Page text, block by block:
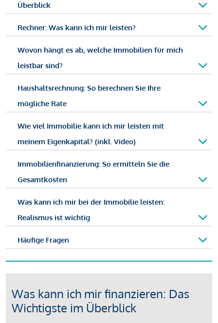
Überblick
Rechner: Was kann ich mir leisten?
Wovon hängt es ab, welche Immobilien für mich
leistbar sind?
Haushaltsrechnung: So berechnen Sie Ihre
mögliche Rate
Wie viel Immobilie kann ich mir leisten mit
meinem Eigenkapital? (inkl. Video)
Immobilienfinanzierung: So ermitteln Sie die
Gesamtkosten
Was kann ich mir bei der Immobilie leisten:
Realismus ist wichtig
Häufige Fragen
Was kann ich mir finanzieren: Das
Wichtigste im Überblick